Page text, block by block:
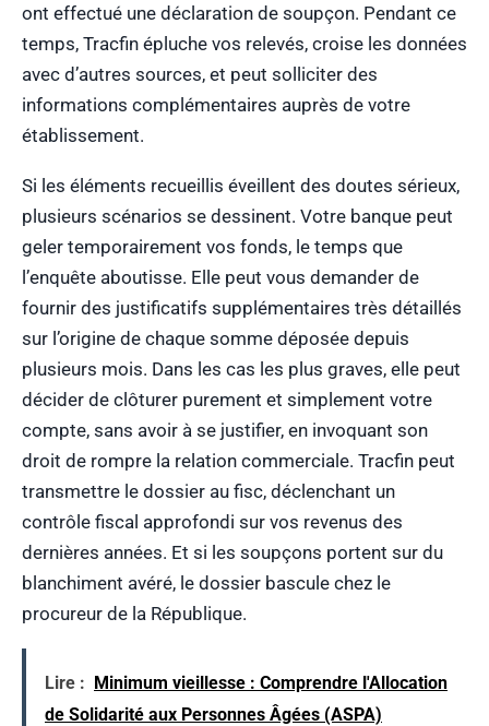
ont effectué une déclaration de soupçon. Pendant ce
temps, Tracfin épluche vos relevés, croise les données
avec d’autres sources, et peut solliciter des
informations complémentaires auprès de votre
établissement.
Si les éléments recueillis éveillent des doutes sérieux,
plusieurs scénarios se dessinent. Votre banque peut
geler temporairement vos fonds, le temps que
l’enquête aboutisse. Elle peut vous demander de
fournir des justificatifs supplémentaires très détaillés
sur l’origine de chaque somme déposée depuis
plusieurs mois. Dans les cas les plus graves, elle peut
décider de clôturer purement et simplement votre
compte, sans avoir à se justifier, en invoquant son
droit de rompre la relation commerciale. Tracfin peut
transmettre le dossier au fisc, déclenchant un
contrôle fiscal approfondi sur vos revenus des
dernières années. Et si les soupçons portent sur du
blanchiment avéré, le dossier bascule chez le
procureur de la République.
Lire : Minimum vieillesse : Comprendre l'Allocation
de Solidarité aux Personnes Âgées (ASPA)